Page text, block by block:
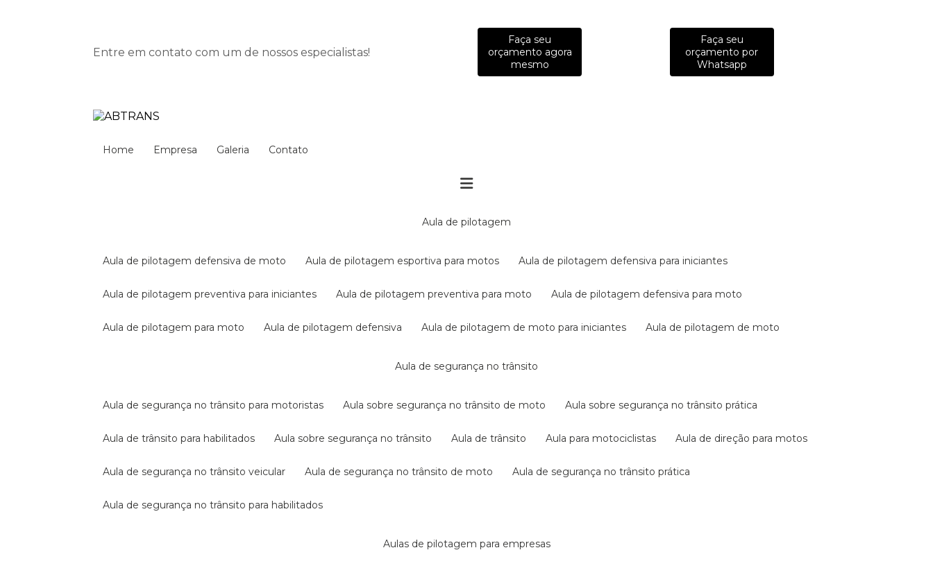
Entre em contato com um de nossos especialistas!
Faça seu
orçamento agora
mesmo
Faça seu
orçamento por
Whatsapp
Home Empresa Galeria Contato
aula de pilotagem
aula de pilotagem defensiva de moto aula de pilotagem esportiva para motos aula de pilotagem defensiva para iniciantes
aula de pilotagem preventiva para iniciantes aula de pilotagem preventiva para moto aula de pilotagem defensiva para moto
aula de pilotagem para moto aula de pilotagem defensiva aula de pilotagem de moto para iniciantes aula de pilotagem de moto
aula de segurança no trânsito
aula de segurança no trânsito para motoristas aula sobre segurança no trânsito de moto aula sobre segurança no trânsito prática
aula de trânsito para habilitados aula sobre segurança no trânsito aula de trânsito aula para motociclistas aula de direção para motos
aula de segurança no trânsito veicular aula de segurança no trânsito de moto aula de segurança no trânsito prática
aula de segurança no trânsito para habilitados
aulas de pilotagem para empresas